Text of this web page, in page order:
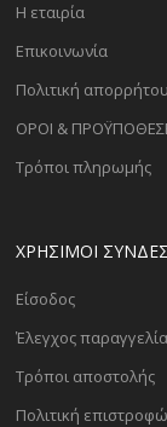
Η εταιρία
Επικοινωνία
Πολιτική απορρήτου
ΟΡΟΙ &
Τρόποι πληρωμής
ΧΡΗΣΙΜΟΙ
Είσοδος
Έλεγχος
Τρόποι αποστολής
Πολιτική